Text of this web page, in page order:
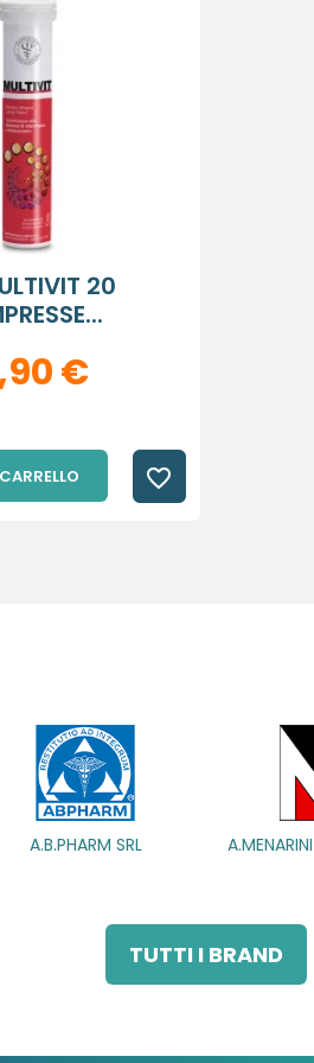
20
€
favorite_border
A.MENARINI DIAGNOSTICS
A.MENARINI DIAGNOSTICS
TUTTI I BRAND